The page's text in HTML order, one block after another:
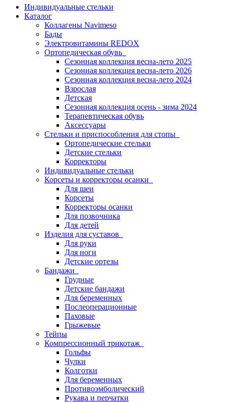
Индивидуальные стельки
Каталог
Коллагены Navimeso
Бады
Электровитамины REDOX
Ортопедическая обувь
Сезонная коллекция весна-лето 2025
Сезонная коллекция весна-лето 2026
Сезонная коллекция весна-лето 2024
Взрослая
Детская
Сезонная коллекция осень - зима 2024
Терапевтическая обувь
Аксессуары
Стельки и приспособления для стопы
Ортопедические стельки
Детские стельки
Корректоры
Индивидуальные стельки
Корсеты и корректоры осанки
Для шеи
Корсеты
Корректоры осанки
Для позвочника
Для детей
Изделия для суставов
Для руки
Для ноги
Детские ортезы
Бандажи
Грудные
Детские бандажи
Для беременных
Послеоперационные
Паховые
Грыжевые
Тейпы
Компрессионный трикотаж
Гольфы
Чулки
Колготки
Для беременных
Противоэмболический
Рукава и перчатки